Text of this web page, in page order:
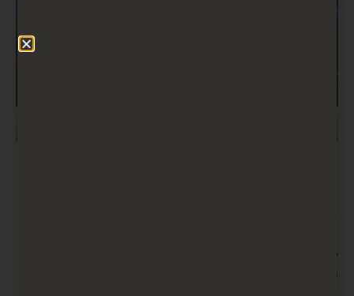
לקיים איתו אינטראקציה ולשרת את צרכיו. דרך אחת
שתוכל לעקוב אחריהם היא באמצעות מקצרי כתובות